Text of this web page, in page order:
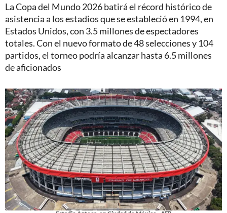
La Copa del Mundo 2026 batirá el récord histórico de
asistencia a los estadios que se estableció en 1994, en
Estados Unidos, con 3.5 millones de espectadores
totales. Con el nuevo formato de 48 selecciones y 104
partidos, el torneo podría alcanzar hasta 6.5 millones
de aficionados